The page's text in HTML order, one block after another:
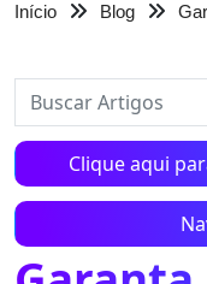
Início Blog
Clique aqui